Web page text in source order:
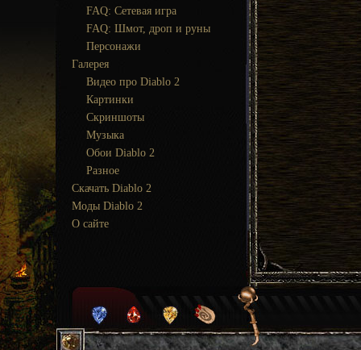
FAQ: Сетевая игра
FAQ: Шмот, дроп и руны
Персонажи
Галерея
Видео про Diablo 2
Картинки
Скриншоты
Музыка
Обои Diablo 2
Разное
Скачать Diablo 2
Моды Diablo 2
О сайте